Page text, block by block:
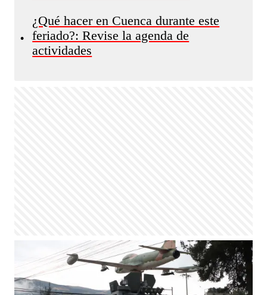
•
¿Qué hacer en Cuenca durante este
feriado?: Revise la agenda de
actividades